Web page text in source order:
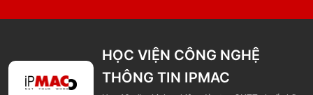
HỌC VIỆN CÔNG NGHỆ
THÔNG TIN IPMAC